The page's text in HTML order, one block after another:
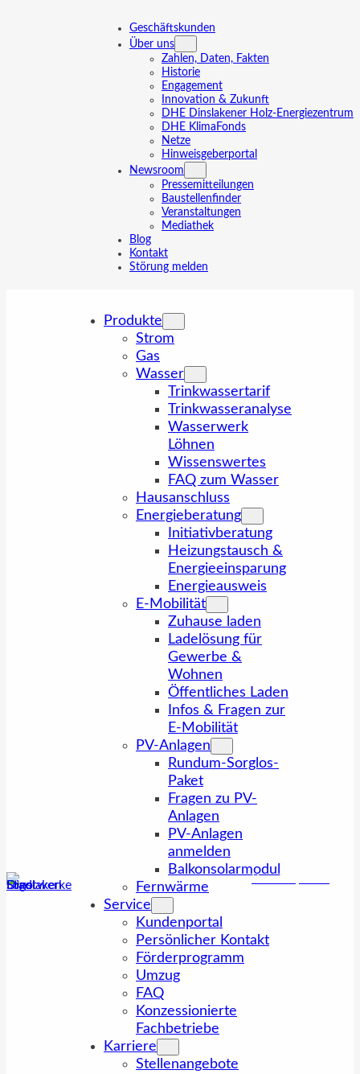
Geschäftskunden
Über uns
Zahlen, Daten, Fakten
Historie
Engagement
Innovation & Zukunft
DHE Dinslakener Holz-Energiezentrum
DHE KlimaFonds
Netze
Hinweisgeberportal
Newsroom
Pressemitteilungen
Baustellenfinder
Veranstaltungen
Mediathek
Blog
Kontakt
Störung melden
Produkte
Strom
Gas
Wasser
Trinkwassertarif
Trinkwasseranalyse
Wasserwerk
Löhnen
Wissenswertes
FAQ zum Wasser
Hausanschluss
Energieberatung
Initiativberatung
Heizungstausch &
Energieeinsparung
Energieausweis
E-Mobilität
Zuhause laden
Ladelösung für
Gewerbe &
Wohnen
Öffentliches Laden
Infos & Fragen zur
E-Mobilität
PV-Anlagen
Rundum-Sorglos-
Paket
Fragen zu PV-
Anlagen
PV-Anlagen
anmelden
Balkonsolarmodul
Fernwärme
Service
Kundenportal
Persönlicher Kontakt
Förderprogramm
Umzug
FAQ
Konzessionierte
Fachbetriebe
Karriere
Stellenangebote
Kundenportal